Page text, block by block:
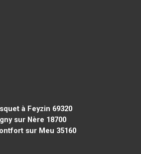
à Feyzin 69320
sur Nère 18700
sur Meu 35160